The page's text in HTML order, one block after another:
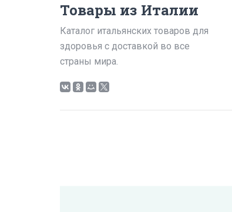
Товары из Италии
Каталог итальянских товаров для
здоровья с доставкой во все
страны мира.